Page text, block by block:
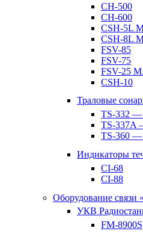
CH-500
CH-600
CSH-5L
CSH-8L
FSV-85
FSV-75
FSV-25
CSH-10
Траловые
TS-332 —
TS-337A
TS-360 —
Индикаторы
CI-68
CI-88
Оборудование связи »
УКВ
FM-8900S